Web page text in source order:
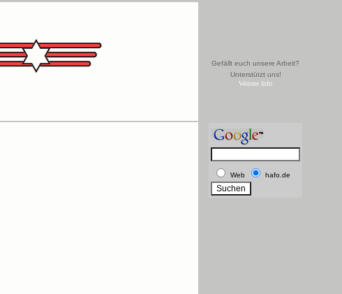
Gefällt euch unsere Arbeit?
Unterstützt uns!
Weitere Info
Web hafo.de